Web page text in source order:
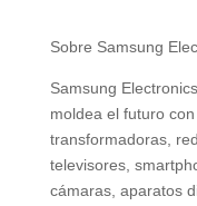
Sobre Samsung
Samsung
moldea el futuro
transformadoras,
televisores,
cámaras, aparatos